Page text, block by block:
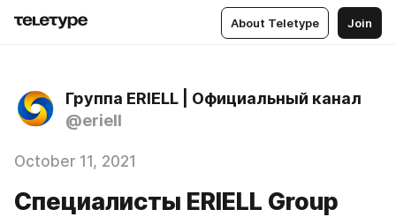
About Teletype Join
Группа ERIELL | Официальный канал
@eriell
October 11, 2021
Специалисты ERIELL Group